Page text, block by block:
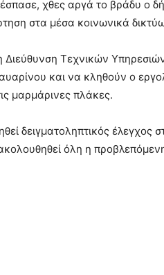
χθες αργά το βράδυ ο
στα μέσα κοινωνικά
Τεχνικών
και να κληθούν ο
μαρμάρινες πλάκες.
δειγματοληπτικός έλεγχος
όλη η